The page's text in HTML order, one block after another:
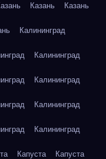
Казань Казань
Калининград
Калининград
Калининград
Калининград
Калининград
Капуста Капуста